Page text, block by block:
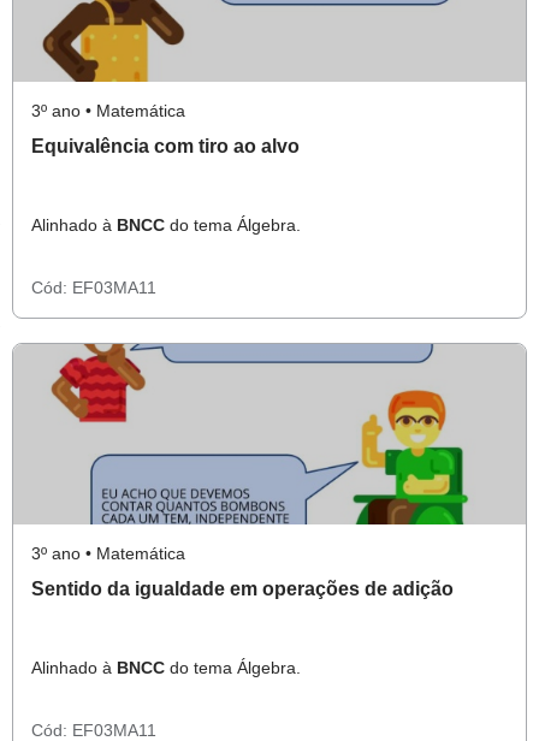
3º ano • Matemática
Equivalência com tiro ao alvo
Alinhado à BNCC do tema Álgebra.
Cód: EF03MA11
3º ano • Matemática
Sentido da igualdade em operações de adição
Alinhado à BNCC do tema Álgebra.
Cód: EF03MA11